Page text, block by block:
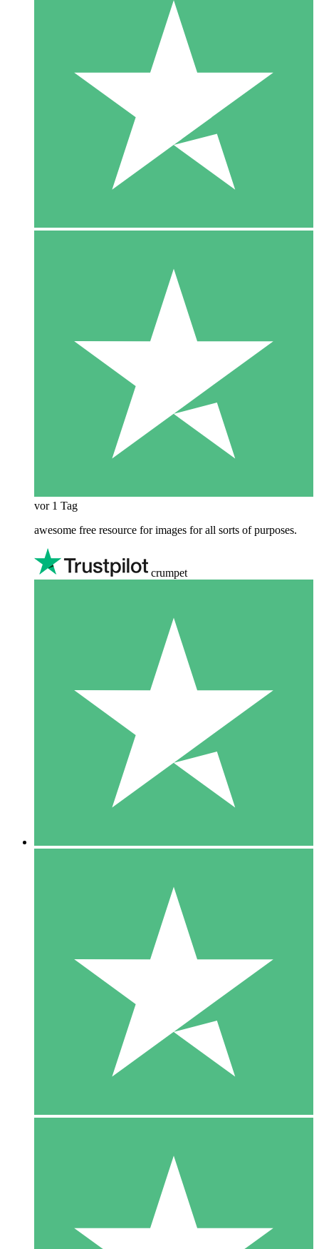
vor 1 Tag
awesome free resource for images for all sorts of purposes.
crumpet